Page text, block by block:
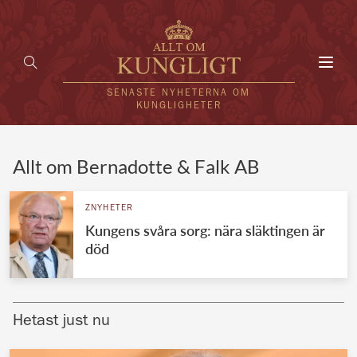
SENASTE NYHETERNA OM
KUNGLIGHETER
UTLÄNDSKT
VÄRLDENS KUNGAHUS
Brittiska kungahuset
Allt om Bernadotte & Falk AB
ZNYHETER
Kungens svåra sorg: nära släktingen är
död
Hetast just nu